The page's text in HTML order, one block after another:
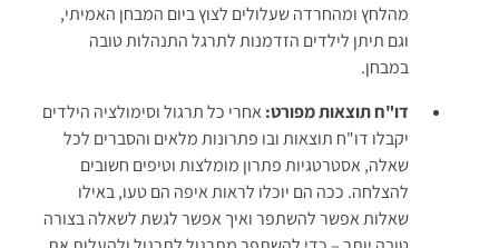
מהלחץ ומהחרדה שעלולים לצוץ ביום המבחן האמיתי,
וגם תיתן לילדים הזדמנות לתרגל התנהלות טובה
במבחן.
דו"ח תוצאות מפורט: אחרי כל תרגול וסימולציה הילדים
יקבלו דו"ח תוצאות ובו פתרונות מלאים והסברים לכל
שאלה, אסטרטגיות פתרון מומלצות וטיפים חשובים
להצלחה. ככה הם יוכלו לראות איפה הם טעו, באילו
שאלות אפשר להשתפר ואיך אפשר לגשת לשאלה בצורה